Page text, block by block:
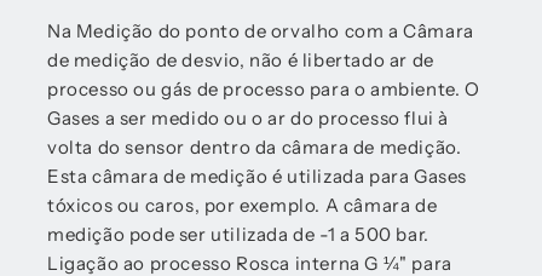
Na Medição do ponto de orvalho com a Câmara
de medição de desvio, não é libertado ar de
processo ou gás de processo para o ambiente. O
Gases a ser medido ou o ar do processo flui à
volta do sensor dentro da câmara de medição.
Esta câmara de medição é utilizada para Gases
tóxicos ou caros, por exemplo. A câmara de
medição pode ser utilizada de -1 a 500 bar.
Ligação ao processo Rosca interna G ¼" para